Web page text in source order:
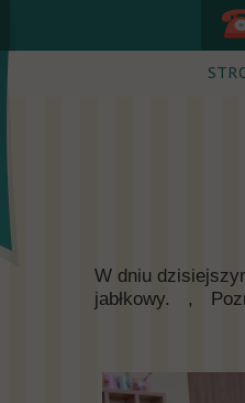
W dniu
jabłkowy.
,